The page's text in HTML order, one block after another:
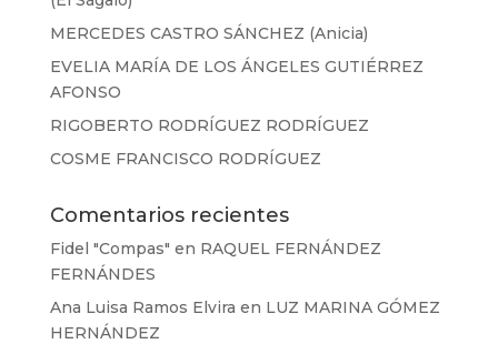
MERCEDES CASTRO SÁNCHEZ (Anicia)
EVELIA MARÍA DE LOS ÁNGELES GUTIÉRREZ
AFONSO
RIGOBERTO RODRÍGUEZ RODRÍGUEZ
COSME FRANCISCO RODRÍGUEZ
Comentarios recientes
Fidel "Compas" en RAQUEL FERNÁNDEZ
FERNÁNDES
Ana Luisa Ramos Elvira en LUZ MARINA GÓMEZ
HERNÁNDEZ